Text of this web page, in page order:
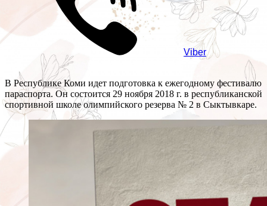
Viber
В Республике Коми идет подготовка к ежегодному фестивалю
параспорта. Он состоится 29 ноября 2018 г. в республиканской
спортивной школе олимпийского резерва № 2 в Сыктывкаре.